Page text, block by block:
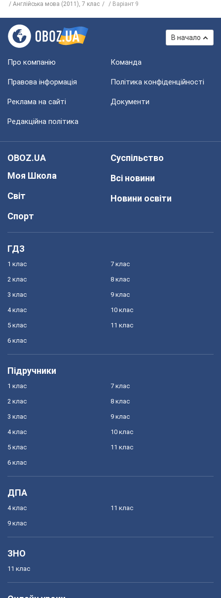
Англійська мова (2011), 7 клас
Варіант 9
В начало
Про компанію Команда
Правова інформація Політика конфіденційності
Реклама на сайті Документи
Редакційна політика
OBOZ.UA
Моя Школа
Світ
Спорт
Суспільство
Всі новини
Новини освіти
ГДЗ
1 клас
2 клас
3 клас
4 клас
5 клас
6 клас
7 клас
8 клас
9 клас
10 клас
11 клас
Підручники
1 клас
2 клас
3 клас
4 клас
5 клас
6 клас
7 клас
8 клас
9 клас
10 клас
11 клас
ДПА
4 клас
9 клас
11 клас
ЗНО
11 клас